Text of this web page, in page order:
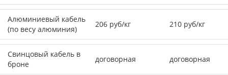
Алюминиевый кабель
(по весу алюминия)
206 руб/кг 210 руб/кг
Свинцовый кабель в
броне
договорная договорная